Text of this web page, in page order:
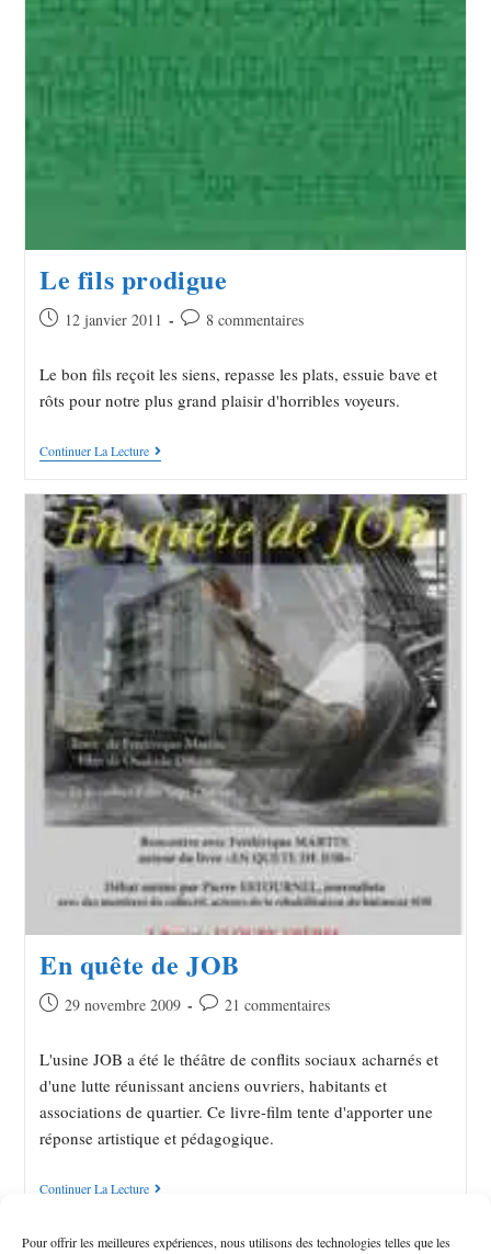
Pour offrir les meilleures expériences, nous utilisons des technologies telles que les
Le fils prodigue
12 janvier 2011 8 commentaires
Le bon fils reçoit les siens, repasse les plats, essuie bave et
rôts pour notre plus grand plaisir d'horribles voyeurs.
Continuer La Lecture
En quête de JOB
29 novembre 2009 21 commentaires
L'usine JOB a été le théâtre de conflits sociaux acharnés et
d'une lutte réunissant anciens ouvriers, habitants et
associations de quartier. Ce livre-film tente d'apporter une
réponse artistique et pédagogique.
Continuer La Lecture
ARTICLES PLUS ANCIENS